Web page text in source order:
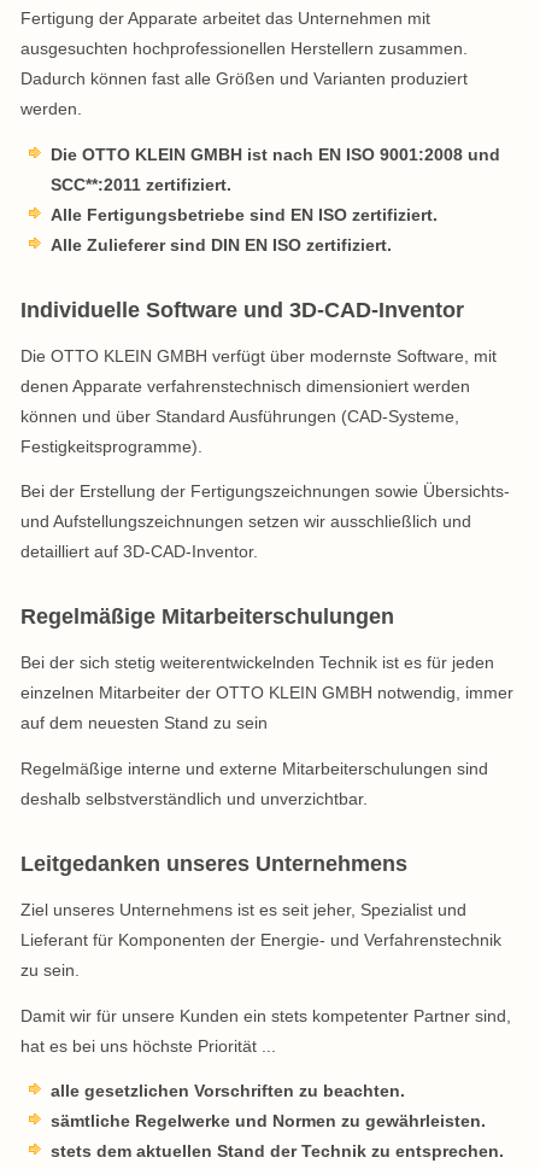
Fertigung der Apparate arbeitet das Unternehmen mit
ausgesuchten hochprofessionellen Herstellern zusammen.
Dadurch können fast alle Größen und Varianten produziert
werden.
Die OTTO KLEIN GMBH ist nach EN ISO 9001:2008 und
SCC**:2011 zertifiziert.
Alle Fertigungsbetriebe sind EN ISO zertifiziert.
Alle Zulieferer sind DIN EN ISO zertifiziert.
Individuelle Software und 3D-CAD-Inventor
Die OTTO KLEIN GMBH verfügt über modernste Software, mit
denen Apparate verfahrenstechnisch dimensioniert werden
können und über Standard Ausführungen (CAD-Systeme,
Festigkeitsprogramme).
Bei der Erstellung der Fertigungszeichnungen sowie Übersichts-
und Aufstellungszeichnungen setzen wir ausschließlich und
detailliert auf 3D-CAD-Inventor.
Regelmäßige Mitarbeiterschulungen
Bei der sich stetig weiterentwickelnden Technik ist es für jeden
einzelnen Mitarbeiter der OTTO KLEIN GMBH notwendig, immer
auf dem neuesten Stand zu sein
Regelmäßige interne und externe Mitarbeiterschulungen sind
deshalb selbstverständlich und unverzichtbar.
Leitgedanken unseres Unternehmens
Ziel unseres Unternehmens ist es seit jeher, Spezialist und
Lieferant für Komponenten der Energie- und Verfahrenstechnik
zu sein.
Damit wir für unsere Kunden ein stets kompetenter Partner sind,
hat es bei uns höchste Priorität ...
alle gesetzlichen Vorschriften zu beachten.
sämtliche Regelwerke und Normen zu gewährleisten.
stets dem aktuellen Stand der Technik zu entsprechen.